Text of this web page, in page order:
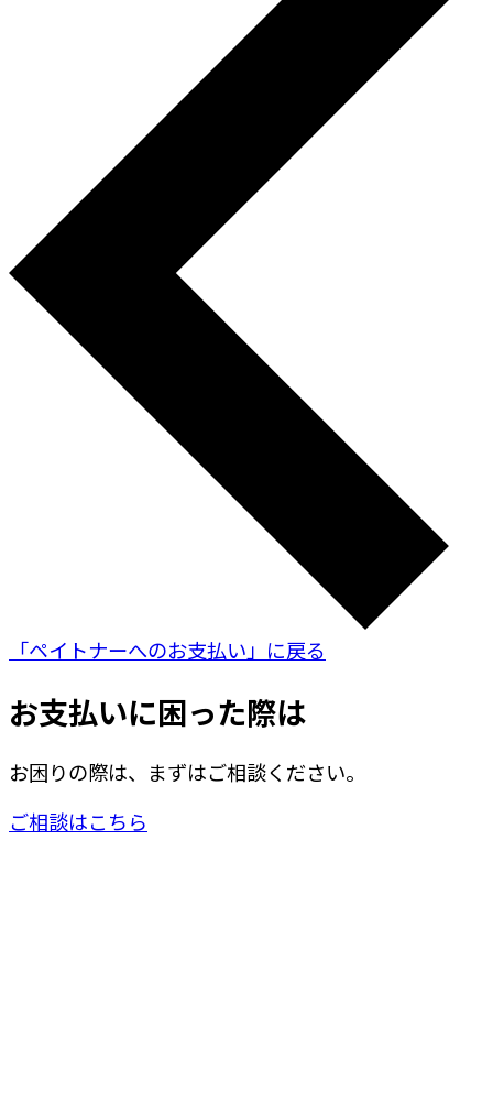
「ペイトナーへのお支払い」に戻る
お支払いに困った際は
お困りの際は、まずはご相談ください。
ご相談はこちら